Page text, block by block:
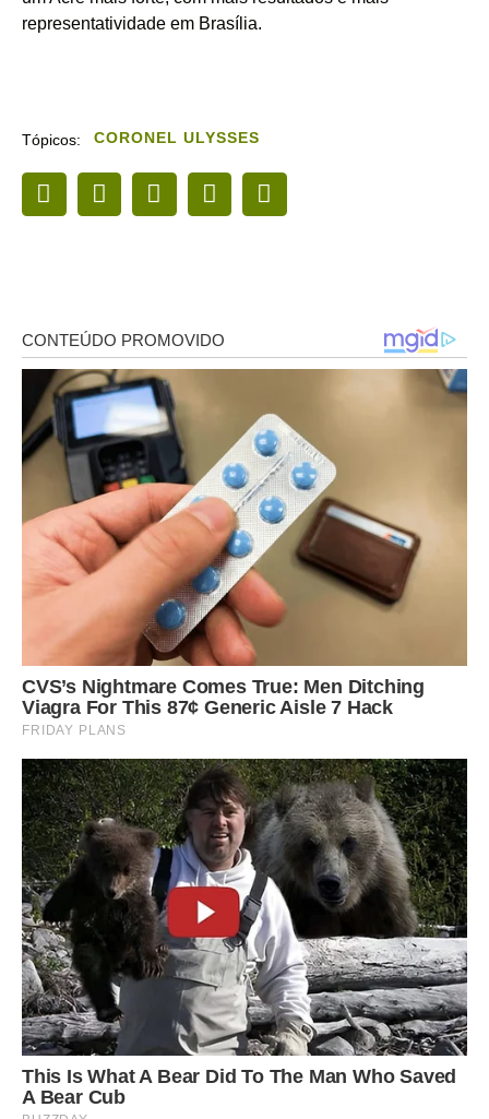
representatividade em Brasília.
Tópicos: CORONEL ULYSSES